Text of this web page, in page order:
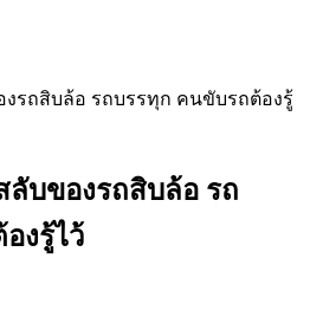
บของรถสิบล้อ รถ
งรู้ไว้